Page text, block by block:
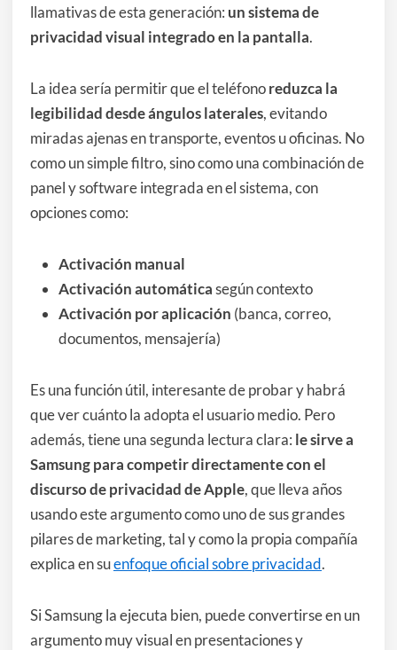
llamativas de esta generación: un sistema de
privacidad visual integrado en la pantalla.
La idea sería permitir que el teléfonoreduzca la
legibilidad desde ángulos laterales, evitando
miradas ajenas en transporte, eventos u oficinas. No
como un simple filtro, sino como una combinación de
panel y software integrada en el sistema, con
opciones como:
Activación manual
Activación automáticasegún contexto
Activación por aplicación (banca, correo,
documentos, mensajería)
Es una función útil, interesante de probar y habrá
que ver cuánto la adopta el usuario medio. Pero
además, tiene una segunda lectura clara: le sirve a
Samsung para competir directamente con el
discurso de privacidad de Apple, que lleva años
usando este argumento como uno de sus grandes
pilares de marketing, tal y como la propia compañía
explica en suenfoque oficial sobre privacidad.
Si Samsung la ejecuta bien, puede convertirse en un
argumento muy visual en presentaciones y